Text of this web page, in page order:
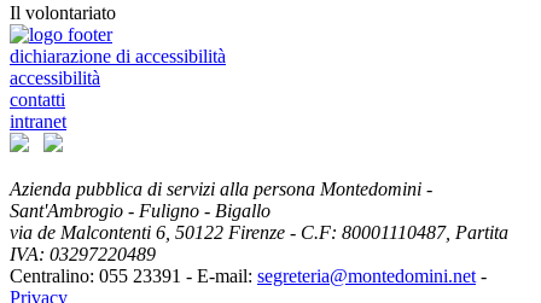
Il volontariato
dichiarazione di accessibilità
accessibilità
contatti
intranet
Azienda pubblica di servizi alla persona Montedomini -
Sant'Ambrogio - Fuligno - Bigallo
via de Malcontenti 6, 50122 Firenze - C.F: 80001110487, Partita
IVA: 03297220489
Centralino: 055 23391 - E-mail: segreteria@montedomini.net -
Privacy